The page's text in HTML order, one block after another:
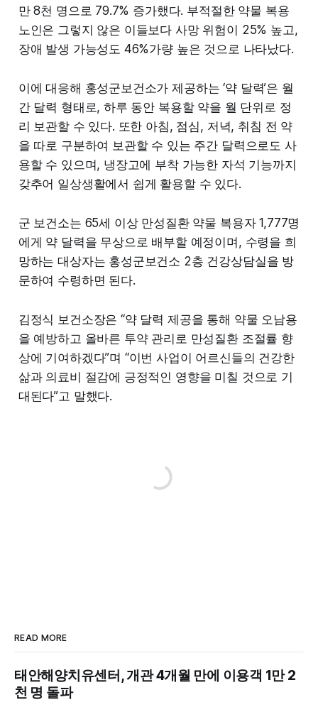
만 8천 명으로 79.7% 증가했다. 부적절한 약물 복용
노인은 그렇지 않은 이들보다 사망 위험이 25% 높고,
장애 발생 가능성도 46%가량 높은 것으로 나타났다.
이에 대응해 홍성군보건소가 제공하는 ‘약 달력’은 월
간 달력 형태로, 하루 동안 복용할 약을 월 단위로 정
리 보관할 수 있다. 또한 아침, 점심, 저녁, 취침 전 약
을 따로 구분하여 보관할 수 있는 주간 달력으로도 사
용할 수 있으며, 냉장고에 부착 가능한 자석 기능까지
갖추어 일상생활에서 쉽게 활용할 수 있다.
군 보건소는 65세 이상 만성질환 약물 복용자 1,777명
에게 약 달력을 무상으로 배부할 예정이며, 수령을 희
망하는 대상자는 홍성군보건소 2층 건강상담실을 방
문하여 수령하면 된다.
김정식 보건소장은 “약 달력 제공을 통해 약물 오남용
을 예방하고 올바른 투약 관리로 만성질환 조절률 향
상에 기여하겠다”며 “이번 사업이 어르신들의 건강한
삶과 의료비 절감에 긍정적인 영향을 미칠 것으로 기
대된다”고 말했다.
READ MORE
태안해양치유센터, 개관 4개월 만에 이용객 1만 2
천 명 돌파